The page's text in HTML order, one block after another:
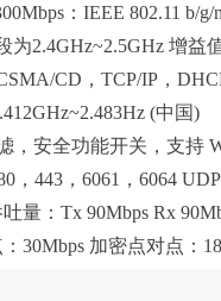
：IEEE 802.11 b/g/n
为2.4GHz~2.5GHz 增益
CD，TCP/IP，
(中国)
，安全功能开关，支持
443，6061，6064
量：Tx 90Mbps Rx
30Mbps 加密点对点：